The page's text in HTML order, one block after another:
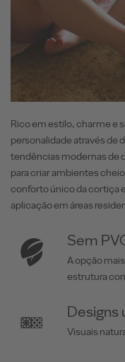
Rico em estilo, charme e
personalidade através de
tendências modernas de
para criar ambientes
conforto único da cortiça
aplicação em áreas
Sem
A opção
estrutura
Designs
Visuais